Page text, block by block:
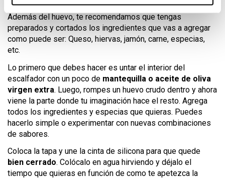
La manera de utilizar este utensilio es sumamente fácil.
Además del huevo, te recomendamos que tengas
preparados y cortados los ingredientes que vas a agregar
como puede ser: Queso, hiervas, jamón, carne, especias,
etc.
Lo primero que debes hacer es untar el interior del
escalfador con un poco de mantequilla o aceite de oliva
virgen extra. Luego, rompes un huevo crudo dentro y ahora
viene la parte donde tu imaginación hace el resto. Agrega
todos los ingredientes y especias que quieras. Puedes
hacerlo simple o experimentar con nuevas combinaciones
de sabores.
Coloca la tapa y une la cinta de silicona para que quede
bien cerrado. Colócalo en agua hirviendo y déjalo el
tiempo que quieras en función de como te apetezca la